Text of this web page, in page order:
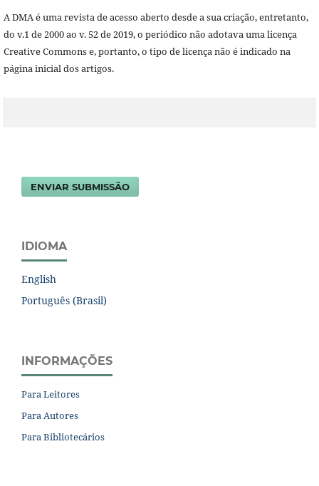
A DMA é uma revista de acesso aberto desde a sua criação, entretanto,
do v.1 de 2000 ao v. 52 de 2019, o periódico não adotava uma licença
Creative Commons e, portanto, o tipo de licença não é indicado na
página inicial dos artigos.
ENVIAR SUBMISSÃO
IDIOMA
English
Português (Brasil)
INFORMAÇÕES
Para Leitores
Para Autores
Para Bibliotecários